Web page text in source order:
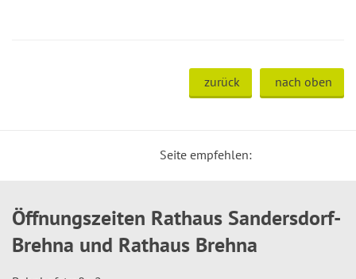
zurück nach oben
Seite empfehlen:
Öffnungszeiten Rathaus Sandersdorf-
Brehna und Rathaus Brehna